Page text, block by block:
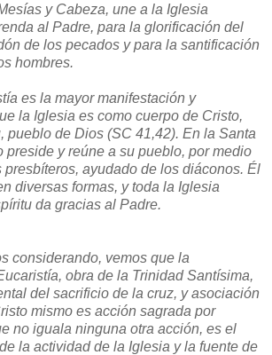
y Cabeza, une a la Iglesia
al Padre, para la glorificación del
de los pecados y para la santificación
hombres.
es la mayor manifestación y
la Iglesia es como cuerpo de Cristo,
pueblo de Dios (SC 41,42). En la Santa
preside y reúne a su pueblo, por medio
presbíteros, ayudado de los diáconos. Él
diversas formas, y toda la Iglesia
da gracias al Padre.
considerando, vemos que la
obra de la Trinidad Santísima,
del sacrificio de la cruz, y asociación
mismo es acción sagrada por
no iguala ninguna otra acción, es el
la actividad de la Iglesia y la fuente de